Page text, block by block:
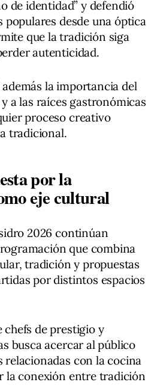
de identidad” y defendió
desde una óptica
que la tradición siga
autenticidad.
la importancia del
a las raíces gastronómicas
proceso creativo
tradicional.
por la
eje cultural
2026 continúan
que combina
tradición y propuestas
por distintos espacios
de prestigio y
busca acercar al público
relacionadas con la cocina
la conexión entre tradición